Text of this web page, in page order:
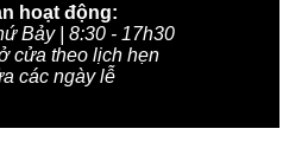
hoạt động:
Bảy | 8:30 - 17h30
cửa theo lịch hẹn
các ngày lễ